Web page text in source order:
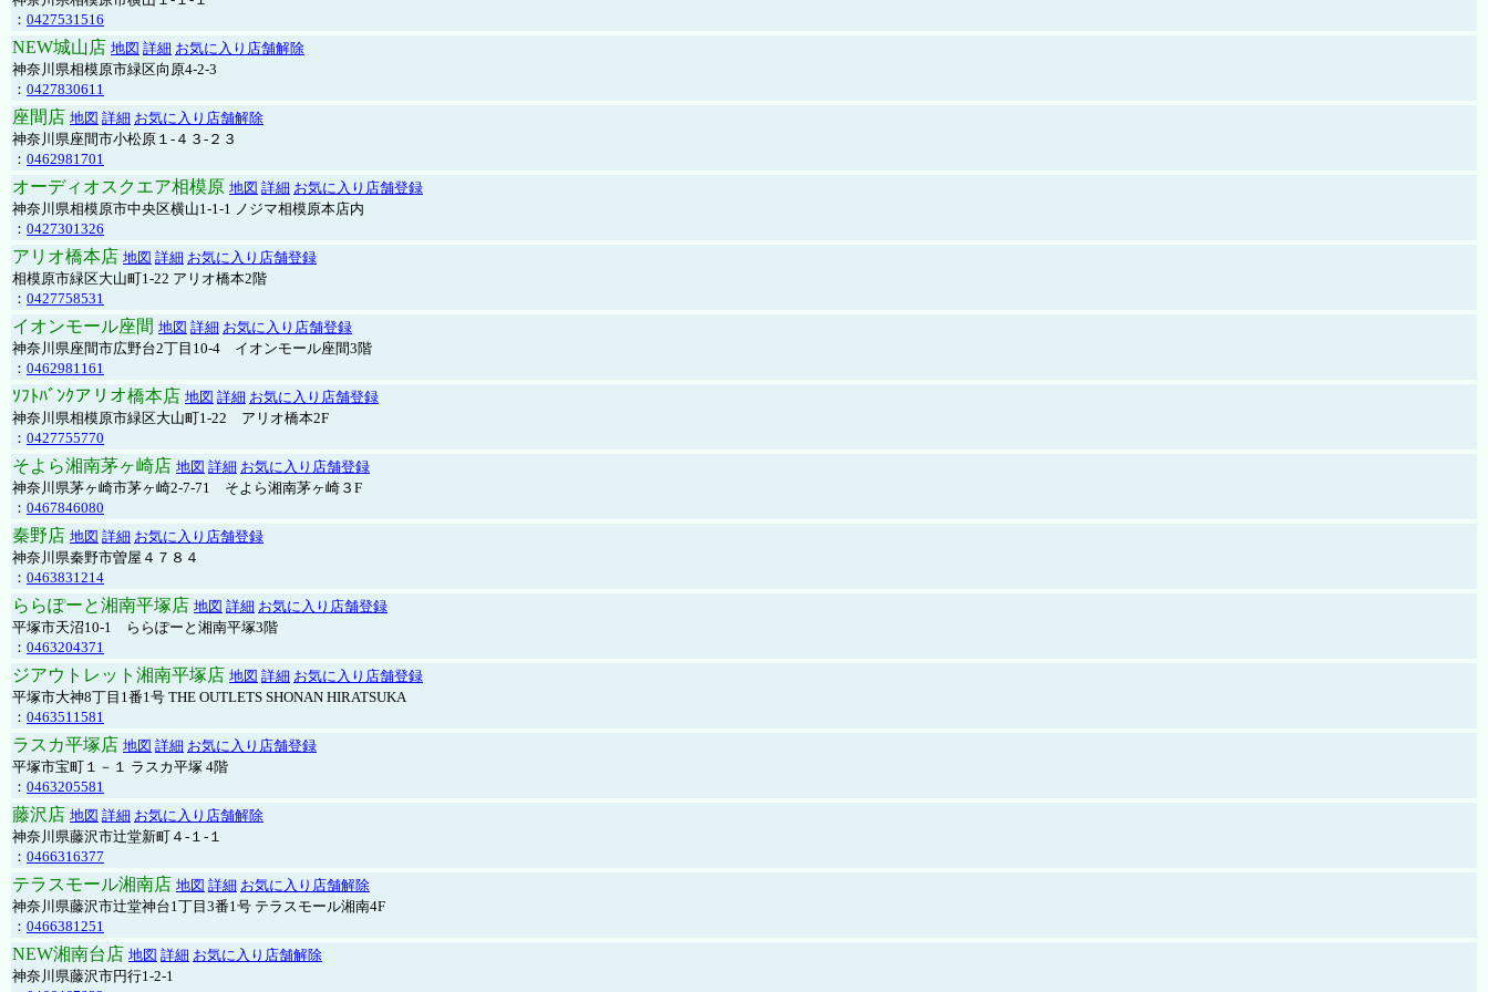
： 0427531516
NEW城山店 地図 詳細 お気に入り店舗解除
神奈川県相模原市緑区向原4-2-3
： 0427830611
座間店 地図 詳細 お気に入り店舗解除
神奈川県座間市小松原１-４３-２３
： 0462981701
オーディオスクエア相模原 地図 詳細 お気に入り店舗登録
神奈川県相模原市中央区横山1-1-1 ノジマ相模原本店内
： 0427301326
アリオ橋本店 地図 詳細 お気に入り店舗登録
相模原市緑区大山町1-22 アリオ橋本2階
： 0427758531
イオンモール座間 地図 詳細 お気に入り店舗登録
神奈川県座間市広野台2丁目10-4 イオンモール座間3階
： 0462981161
ｿﾌﾄﾊﾞﾝｸアリオ橋本店 地図 詳細 お気に入り店舗登録
神奈川県相模原市緑区大山町1-22 アリオ橋本2F
： 0427755770
そよら湘南茅ヶ崎店 地図 詳細 お気に入り店舗登録
神奈川県茅ヶ崎市茅ヶ崎2‐7‐71 そよら湘南茅ヶ崎３F
： 0467846080
秦野店 地図 詳細 お気に入り店舗登録
神奈川県秦野市曽屋４７８４
： 0463831214
ららぽーと湘南平塚店 地図 詳細 お気に入り店舗登録
平塚市天沼10-1 ららぽーと湘南平塚3階
： 0463204371
ジアウトレット湘南平塚店 地図 詳細 お気に入り店舗登録
平塚市大神8丁目1番1号 THE OUTLETS SHONAN HIRATSUKA
： 0463511581
ラスカ平塚店 地図 詳細 お気に入り店舗登録
平塚市宝町１－１ ラスカ平塚 4階
： 0463205581
藤沢店 地図 詳細 お気に入り店舗解除
神奈川県藤沢市辻堂新町４-１-１
： 0466316377
テラスモール湘南店 地図 詳細 お気に入り店舗解除
神奈川県藤沢市辻堂神台1丁目3番1号 テラスモール湘南4F
： 0466381251
NEW湘南台店 地図 詳細 お気に入り店舗解除
神奈川県藤沢市円行1-2-1